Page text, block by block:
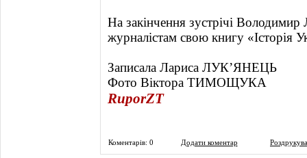
На закінчення зустрічі
журналістам свою книгу «Історія
Записала Лариса ЛУК’ЯНЕЦЬ
Фото Віктора ТИМОЩУКА
RuporZT
Коментарів: 0 Додати коментар